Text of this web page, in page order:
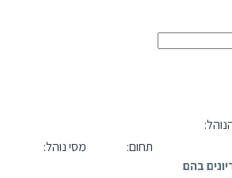
בהם
תחום: מסי נוהל: